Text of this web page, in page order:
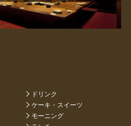
ドリンク
ケーキ・スイーツ
モーニング